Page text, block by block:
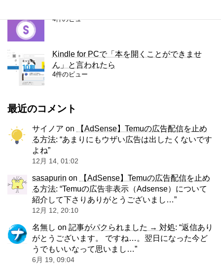
4件のビュー
Kindle for PCで「本を開くことができませ
ん」と言われたら
4件のビュー
最近のコメント
サイノア on
【AdSense】Temuの広告配信を止め
る方法: “あまりにもウザい広告は出したくないです
よね”
12月 14, 01:02
sasapurin on
【AdSense】Temuの広告配信を止め
る方法: “Temuの広告非表示（Adsense）について
紹介して下さりありがとうございまし…”
12月 12, 20:10
名無し on 記事がパクられました → 対処: “返信あり
がとうございます。 ですね…。翌日になった今ど
うでもいいなって思いまし…”
6月 19, 09:04